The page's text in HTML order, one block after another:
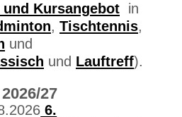
Kursangebot in
, Tischtennis,
und
und Lauftreff).
27
6.